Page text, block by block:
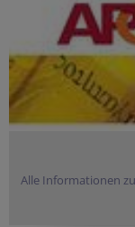
Alle Informationen